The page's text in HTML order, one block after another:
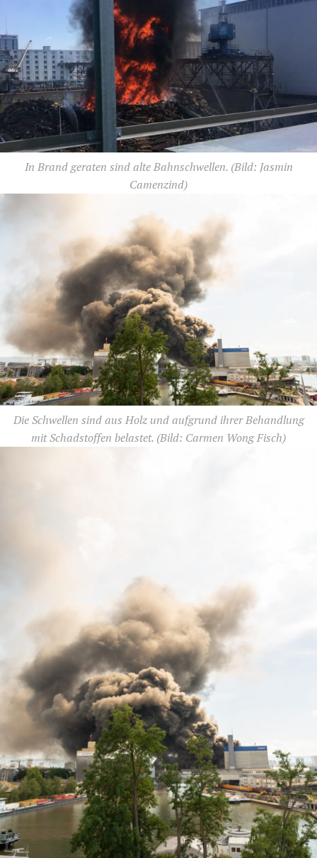
In Brand geraten sind alte Bahnschwellen.(Bild: Jasmin
Camenzind)
Die Schwellen sind aus Holz und aufgrund ihrer Behandlung
mit Schadstoffen belastet. (Bild: Carmen Wong Fisch)